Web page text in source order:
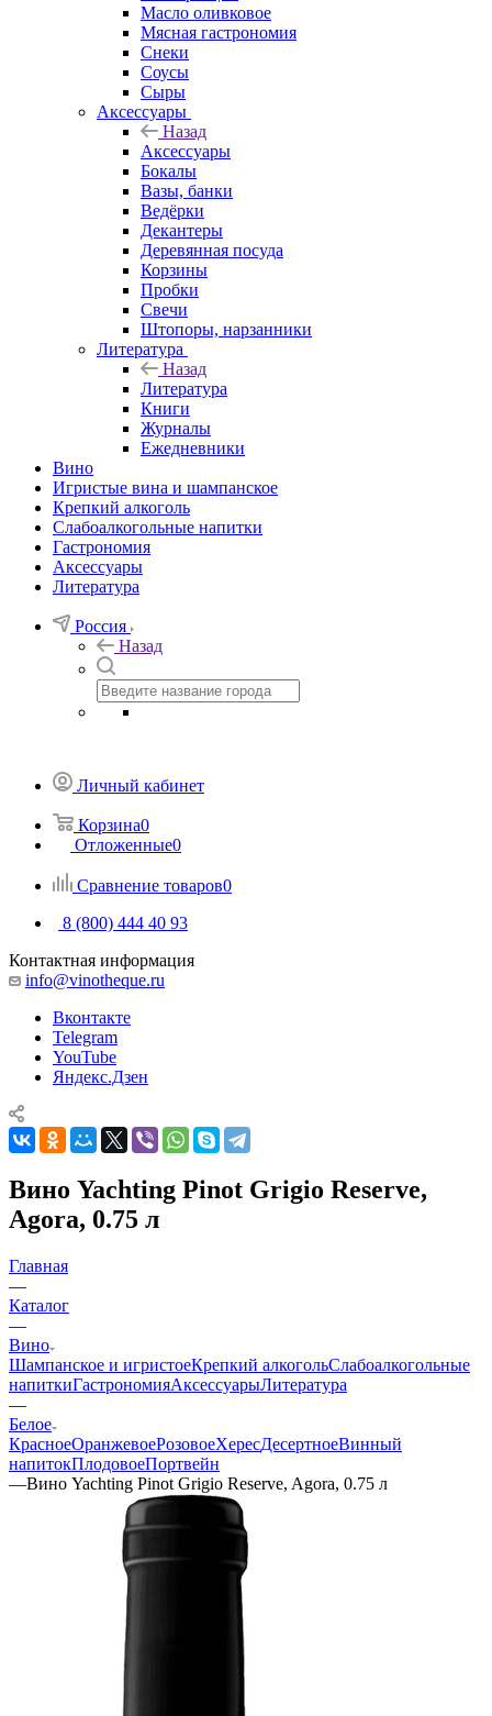
Масло оливковое
Мясная гастрономия
Снеки
Соусы
Сыры
Аксессуары
Назад
Аксессуары
Бокалы
Вазы, банки
Ведёрки
Декантеры
Деревянная посуда
Корзины
Пробки
Свечи
Штопоры, нарзанники
Литература
Назад
Литература
Книги
Журналы
Ежедневники
Вино
Игристые вина и шампанское
Крепкий алкоголь
Слабоалкогольные напитки
Гастрономия
Аксессуары
Литература
Россия
Назад
Личный кабинет
Корзина0
Отложенные0
Сравнение товаров0
8 (800) 444 40 93
Контактная информация
info@vinotheque.ru
Вконтакте
Telegram
YouTube
Яндекс.Дзен
Вино Yachting Pinot Grigio Reserve,
Agora, 0.75 л
Главная
—
Каталог
—
Вино
Шампанское и игристоеКрепкий алкогольСлабоалкогольные
напиткиГастрономияАксессуарыЛитература
—
Белое
КрасноеОранжевоеРозовоеХересДесертноеВинный
напитокПлодовоеПортвейн
—Вино Yachting Pinot Grigio Reserve, Agora, 0.75 л